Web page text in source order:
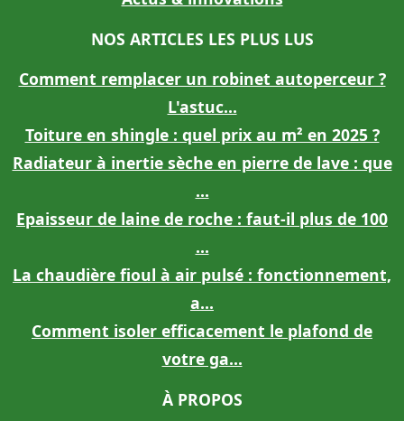
NOS ARTICLES LES PLUS LUS
Comment remplacer un robinet autoperceur ?
L'astuc...
Toiture en shingle : quel prix au m² en 2025 ?
Radiateur à inertie sèche en pierre de lave : que
...
Epaisseur de laine de roche : faut-il plus de 100
...
La chaudière fioul à air pulsé : fonctionnement,
a...
Comment isoler efficacement le plafond de
votre ga...
À PROPOS